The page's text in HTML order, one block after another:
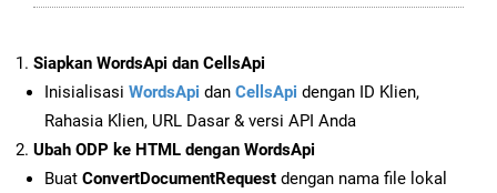
Siapkan WordsApi dan CellsApi
Inisialisasi WordsApi dan CellsApi dengan ID Klien,
Rahasia Klien, URL Dasar & versi API Anda
Ubah ODP ke HTML dengan WordsApi
Buat ConvertDocumentRequest dengan nama file lokal